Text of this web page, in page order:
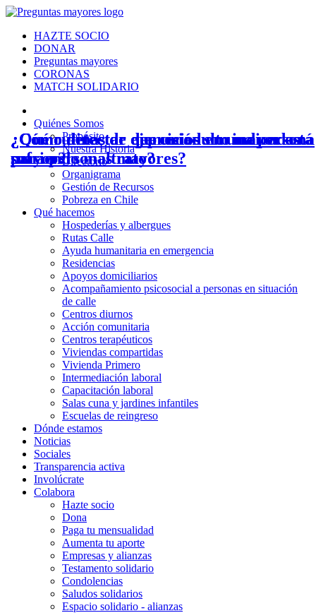
HAZTE SOCIO
DONAR
Preguntas mayores
CORONAS
MATCH SOLIDARIO
Quiénes Somos
Propósito
Nuestra Historia
Directorio
Organigrama
Gestión de Recursos
Pobreza en Chile
Qué hacemos
Hospederías y albergues
Rutas Calle
Ayuda humanitaria en emergencia
Residencias
Apoyos domiciliarios
Acompañamiento psicosocial a personas en situación
de calle
Centros diurnos
Acción comunitaria
Centros terapéuticos
Viviendas compartidas
Vivienda Primero
Intermediación laboral
Capacitación laboral
Salas cuna y jardines infantiles
Escuelas de reingreso
Dónde estamos
Noticias
Sociales
Transparencia activa
Involúcrate
Colabora
Hazte socio
Dona
Paga tu mensualidad
Aumenta tu aporte
Empresas y alianzas
Testamento solidario
Condolencias
Saludos solidarios
Espacio solidario - alianzas
¿Cómo detectar que un adulto mayor está
sufriendo maltrato?
¿Cómo detectar depresión en una persona
mayor?
¿Qué rutinas de ejercicios son indicadas
para personas mayores?